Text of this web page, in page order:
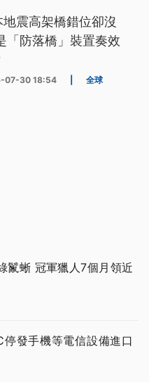
地震高架橋錯位卻沒
「防落橋」裝置奏效
07-30 18:54 全球
鬣蜥 冠軍獵人7個月領近
發手機等電信設備進口